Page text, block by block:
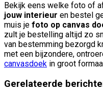
Bekijk eens welke foto of
jouw interieur en bestel
muis je foto op canvas
zult je bestelling altijd zo
van bestemming bezorgd
met een bijzondere,
canvasdoek in groot
Gerelateerde